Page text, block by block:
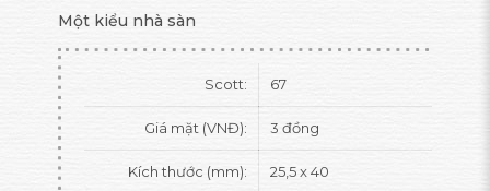
Một kiểu nhà sàn
Scott: 67
Giá mặt (VNĐ): 3 đồng
Kích thước (mm): 25,5 x 40